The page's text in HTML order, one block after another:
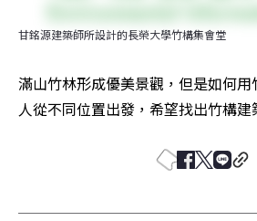
甘銘源建築師所設計的長榮大學竹構集會堂
滿山竹林形成優美景觀，但是如何
人從不同位置出發，希望找出竹構建